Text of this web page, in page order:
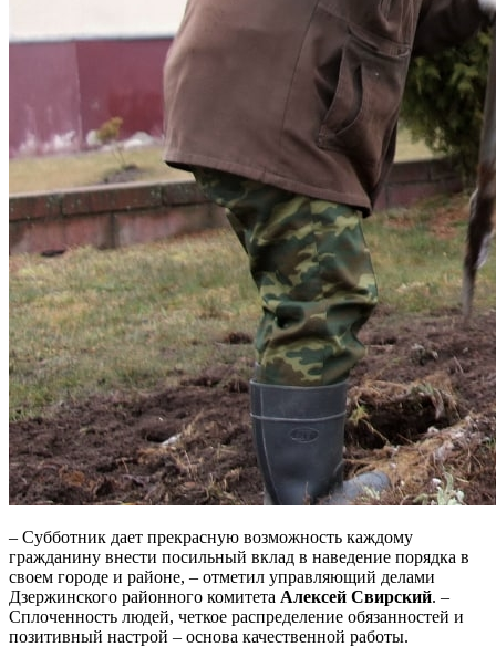
– Субботник дает прекрасную возможность каждому
гражданину внести посильный вклад в наведение порядка в
своем городе и районе, – отметил управляющий делами
Дзержинского районного комитета Алексей Свирский. –
Сплоченность людей, четкое распределение обязанностей и
позитивный настрой – основа качественной работы.